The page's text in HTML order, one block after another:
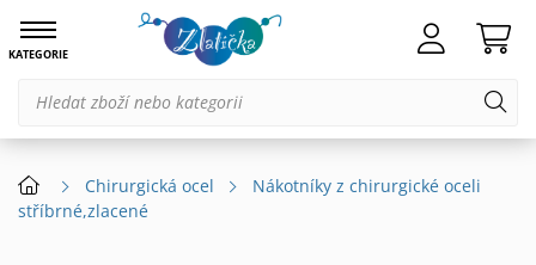
KATEGORIE
Chirurgická ocel
Nákotníky z chirurgické oceli
stříbrné,zlacené